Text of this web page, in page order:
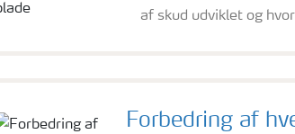
af skud udviklet og
Forbedring af